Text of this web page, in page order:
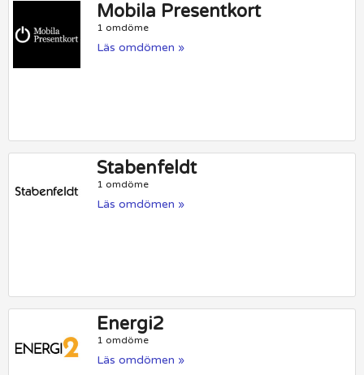
Mobila Presentkort
1 omdöme
Läs omdömen »
Stabenfeldt
1 omdöme
Läs omdömen »
Energi2
1 omdöme
Läs omdömen »